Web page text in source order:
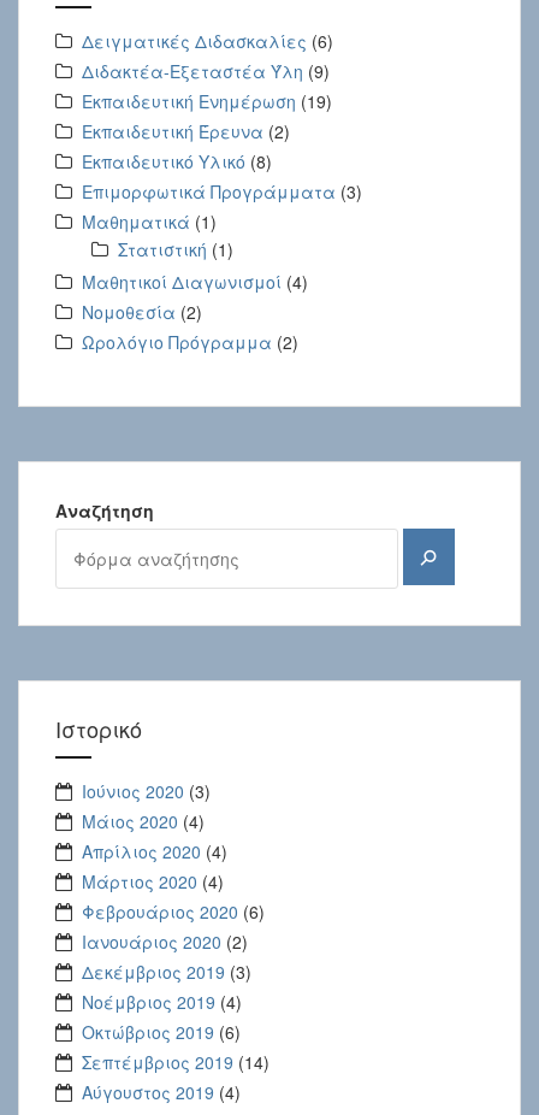
Δειγματικές Διδασκαλίες (6)
Διδακτέα-Εξεταστέα Ύλη (9)
Εκπαιδευτική Ενημέρωση (19)
Εκπαιδευτική Έρευνα (2)
Εκπαιδευτικό Υλικό (8)
Επιμορφωτικά Προγράμματα (3)
Μαθηματικά (1)
Στατιστική (1)
Μαθητικοί Διαγωνισμοί (4)
Νομοθεσία (2)
Ωρολόγιο Πρόγραμμα (2)
Αναζήτηση
Αναζήτηση
Ιστορικό
Ιούνιος 2020 (3)
Μάιος 2020 (4)
Απρίλιος 2020 (4)
Μάρτιος 2020 (4)
Φεβρουάριος 2020 (6)
Ιανουάριος 2020 (2)
Δεκέμβριος 2019 (3)
Νοέμβριος 2019 (4)
Οκτώβριος 2019 (6)
Σεπτέμβριος 2019 (14)
Αύγουστος 2019 (4)